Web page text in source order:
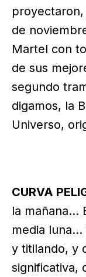
de
Martel con
de sus
segundo
digamos, la
Universo,
CURVA
la mañana…
media luna…
y titilando, y
significativa,